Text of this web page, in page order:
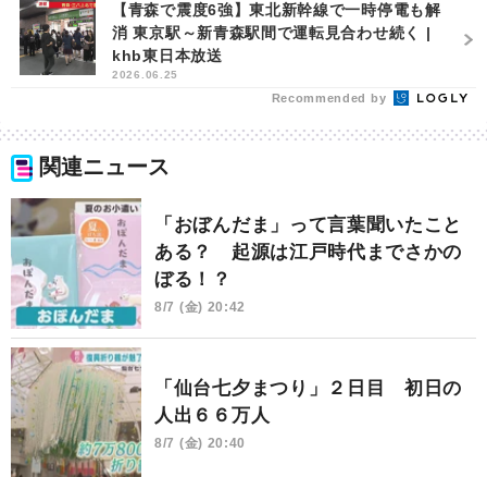
【青森で震度6強】東北新幹線で一時停電も解
消 東京駅～新青森駅間で運転見合わせ続く |
khb東日本放送
2026.06.25
Recommended by
関連ニュース
「おぼんだま」って言葉聞いたこと
ある？ 起源は江戸時代までさかの
ぼる！？
8/7 (金) 20:42
「仙台七夕まつり」２日目 初日の
人出６６万人
8/7 (金) 20:40